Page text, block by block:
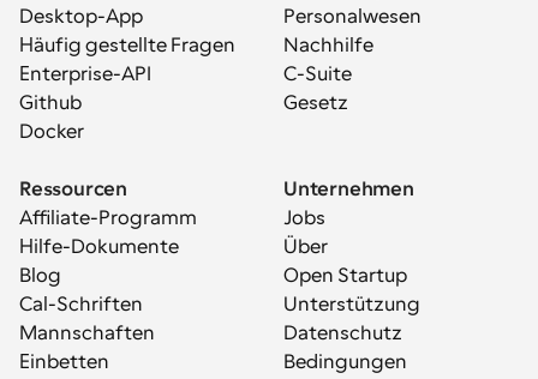
Desktop-App
Häufig gestellte Fragen
Enterprise-API
Github
Docker
Personalwesen
Nachhilfe
C-Suite
Gesetz
Ressourcen
Affiliate-Programm
Hilfe-Dokumente
Blog
Cal-Schriften
Mannschaften
Einbetten
Unternehmen
Jobs
Über
Open Startup
Unterstützung
Datenschutz
Bedingungen